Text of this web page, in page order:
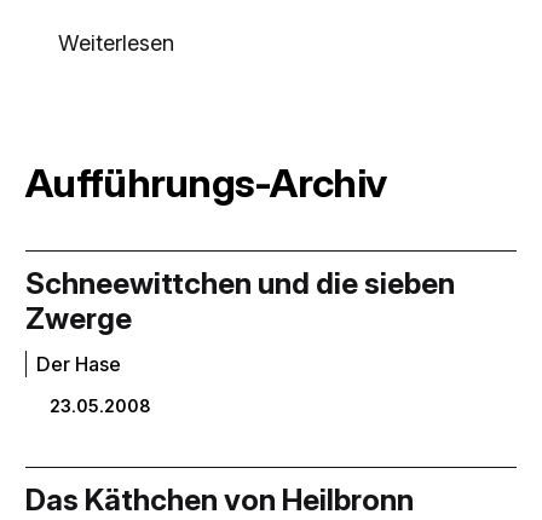
Weiterlesen
Aufführungs-Archiv
Schneewittchen und die sieben
Zwerge
Der Hase
23.05.2008
Das Käthchen von Heilbronn